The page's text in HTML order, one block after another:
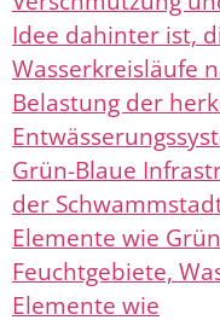
Idee dahinter ist,
Wasserkreisläufe
Belastung der
Grün-Blaue
der
Elemente wie
Feuchtgebiete,
Elemente wie